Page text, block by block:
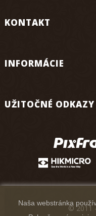
KONTAKT
INFORMÁCIE
UŽITOČNÉ ODKAZY
Naša webstránka
© 2011